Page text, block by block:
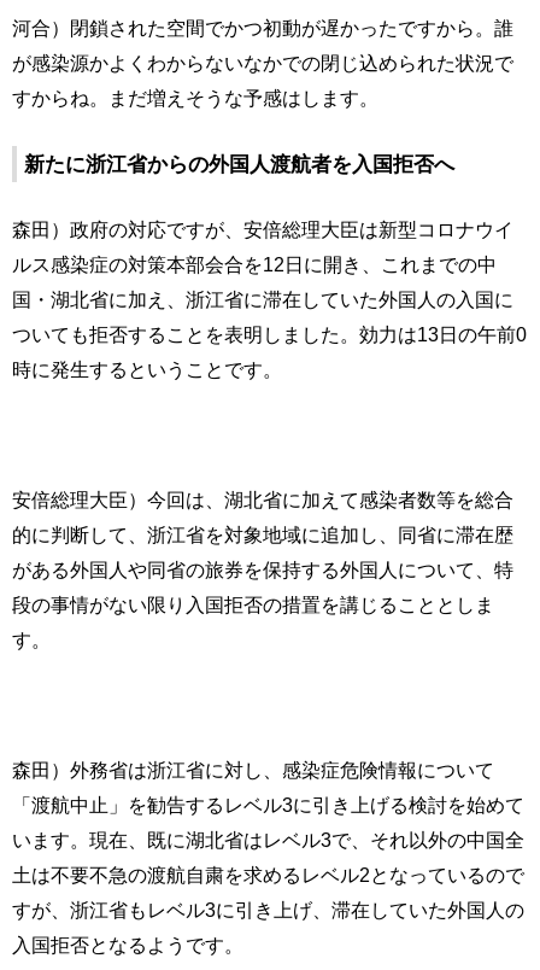
河合）閉鎖された空間でかつ初動が遅かったですから。誰
が感染源かよくわからないなかでの閉じ込められた状況で
すからね。まだ増えそうな予感はします。
新たに浙江省からの外国人渡航者を入国拒否へ
森田）政府の対応ですが、安倍総理大臣は新型コロナウイ
ルス感染症の対策本部会合を12日に開き、これまでの中
国・湖北省に加え、浙江省に滞在していた外国人の入国に
ついても拒否することを表明しました。効力は13日の午前0
時に発生するということです。
安倍総理大臣）今回は、湖北省に加えて感染者数等を総合
的に判断して、浙江省を対象地域に追加し、同省に滞在歴
がある外国人や同省の旅券を保持する外国人について、特
段の事情がない限り入国拒否の措置を講じることとしま
す。
森田）外務省は浙江省に対し、感染症危険情報について
「渡航中止」を勧告するレベル3に引き上げる検討を始めて
います。現在、既に湖北省はレベル3で、それ以外の中国全
土は不要不急の渡航自粛を求めるレベル2となっているので
すが、浙江省もレベル3に引き上げ、滞在していた外国人の
入国拒否となるようです。